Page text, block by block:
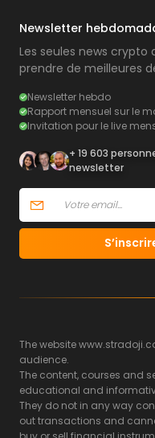
Newsletter
Les seules news
prendre de meilleures
Newsletter hebdo
Rapport mensuel sur le
Invitation pour le live
+ 19 603
newsletter
The website
audience.
The content, courses and
educational and
They do not in any way
out transactions and